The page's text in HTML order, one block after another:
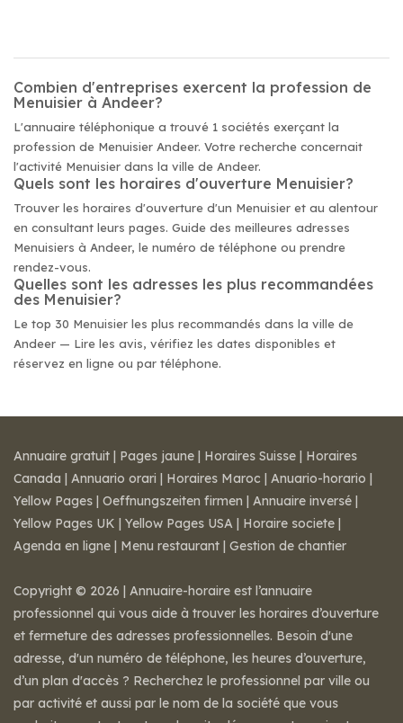
Combien d'entreprises exercent la profession de
Menuisier à Andeer?
L'annuaire téléphonique a trouvé 1 sociétés exerçant la
profession de Menuisier Andeer. Votre recherche concernait
l'activité Menuisier dans la ville de Andeer.
Quels sont les horaires d'ouverture Menuisier?
Trouver les horaires d'ouverture d'un Menuisier et au alentour
en consultant leurs pages. Guide des meilleures adresses
Menuisiers à Andeer, le numéro de téléphone ou prendre
rendez-vous.
Quelles sont les adresses les plus recommandées
des Menuisier?
Le top 30 Menuisier les plus recommandés dans la ville de
Andeer — Lire les avis, vérifiez les dates disponibles et
réservez en ligne ou par téléphone.
Annuaire gratuit | Pages jaune | Horaires Suisse | Horaires
Canada | Annuario orari | Horaires Maroc | Anuario-horario |
Yellow Pages | Oeffnungszeiten firmen | Annuaire inversé |
Yellow Pages UK | Yellow Pages USA | Horaire societe |
Agenda en ligne | Menu restaurant | Gestion de chantier
Copyright © 2026 | Annuaire-horaire est l’annuaire
professionnel qui vous aide à trouver les horaires d’ouverture
et fermeture des adresses professionnelles. Besoin d'une
adresse, d'un numéro de téléphone, les heures d’ouverture,
d’un plan d'accès ? Recherchez le professionnel par ville ou
par activité et aussi par le nom de la société que vous